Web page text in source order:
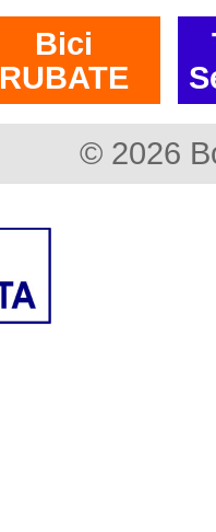
Bici
RUBATE
© 2026